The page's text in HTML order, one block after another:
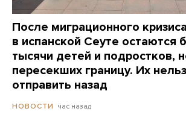
После миграционного кризиса
в испанской Сеуте остаются
тысячи детей и подростков,
пересекших границу. Их
отправить назад
НОВОСТИ час назад